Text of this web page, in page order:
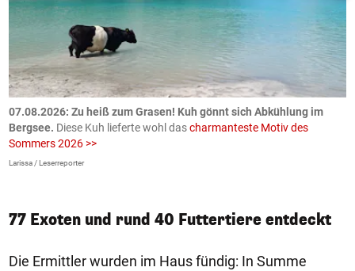
07.08.2026: Zu heiß zum Grasen! Kuh gönnt sich Abkühlung im
Bergsee. Diese Kuh lieferte wohl dascharmanteste Motiv des
Sommers 2026 >>
Larissa / Leserreporter
77 Exoten und rund 40 Futtertiere entdeckt
Die Ermittler wurden im Haus fündig: In Summe